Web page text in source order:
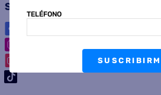
SEGUINOS
TELÉFONO